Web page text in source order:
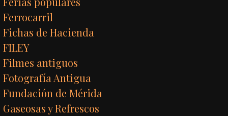
Ferrocarril
Fichas de Hacienda
FILEY
Filmes antiguos
Fotografía Antigua
Fundación de Mérida
Gaseosas y Refrescos